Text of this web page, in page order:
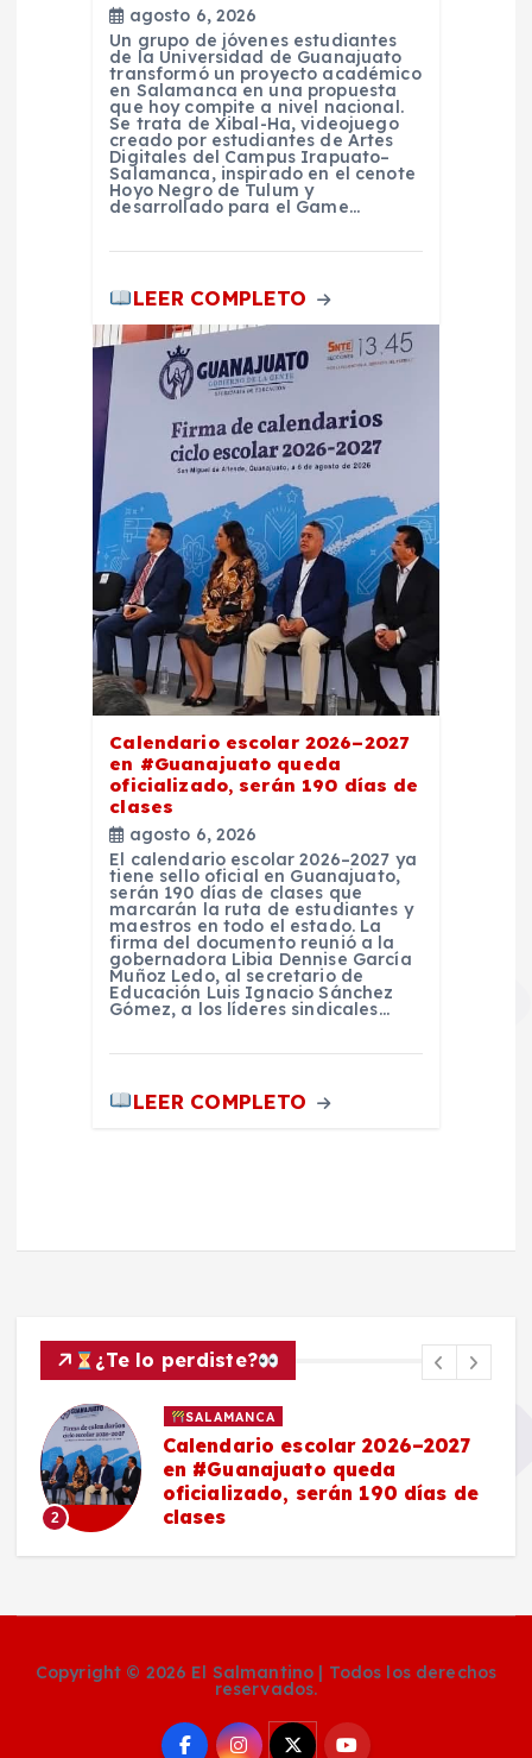
agosto 6, 2026
Un grupo de jóvenes estudiantes
de la Universidad de Guanajuato
transformó un proyecto académico
en Salamanca en una propuesta
que hoy compite a nivel nacional.
Se trata de Xibal-Ha, videojuego
creado por estudiantes de Artes
Digitales del Campus Irapuato–
Salamanca, inspirado en el cenote
Hoyo Negro de Tulum y
desarrollado para el Game…
LEER COMPLETO
Calendario escolar 2026–2027
en #Guanajuato queda
oficializado, serán 190 días de
clases
agosto 6, 2026
El calendario escolar 2026–2027 ya
tiene sello oficial en Guanajuato,
serán 190 días de clases que
marcarán la ruta de estudiantes y
maestros en todo el estado. La
firma del documento reunió a la
gobernadora Libia Dennise García
Muñoz Ledo, al secretario de
Educación Luis Ignacio Sánchez
Gómez, a los líderes sindicales…
LEER COMPLETO
¿Te lo perdiste?
2
SALAMANCA
Calendario escolar 2026–2027
en #Guanajuato queda
oficializado, serán 190 días de
clases
Copyright © 2026 El Salmantino | Todos los derechos
reservados.